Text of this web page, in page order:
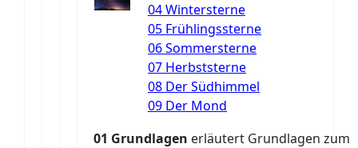
04 Wintersterne
05 Frühlingssterne
06 Sommersterne
07 Herbststerne
08 Der Südhimmel
09 Der Mond
01 Grundlagen erläutert Grundlagen zum